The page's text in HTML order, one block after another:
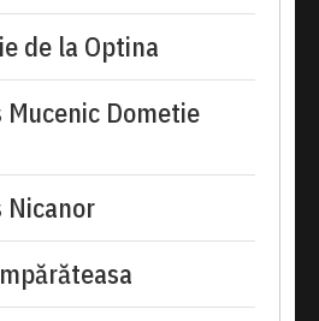
de la Optina
Dometie
Nicanor